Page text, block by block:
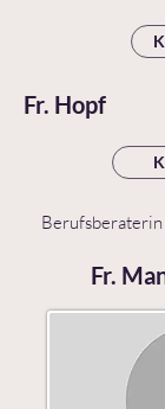
Fr. Hopf
Fr.